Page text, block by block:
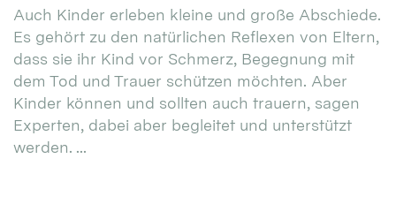
Auch Kinder erleben kleine und große Abschiede.
Es gehört zu den natürlichen Reflexen von Eltern,
dass sie ihr Kind vor Schmerz, Begegnung mit
dem Tod und Trauer schützen möchten. Aber
Kinder können und sollten auch trauern, sagen
Experten, dabei aber begleitet und unterstützt
werden. ...